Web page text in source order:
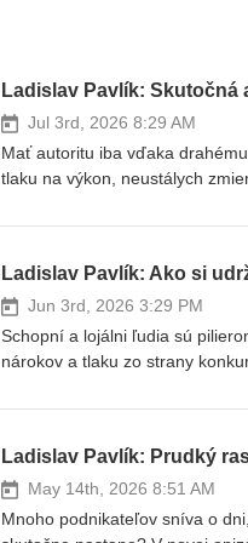
Jul 3rd, 2026 8:29 AM
Mať autoritu iba vďaka
tlaku na výkon, neustálych
budovať moc cez strach a
a lídershipu. Dozviete sa,
kľúčová odborná kompetencia
dôležitosti.V tejto epizóde sa
rešpekt neprinesú a z čoho
manažéra: Prečo sa silný líder
ľudského charakteru a lojality.
decimácie zakázané a kedy je
Ako vyvážiť direktívne
projektov. ▶️ Tomáš Baťa ako
Ladislav Pavlík: Ako si
Jun 3rd, 2026 3:29 PM
Schopní a lojálni ľudia sú
nárokov a tlaku zo strany
podmienok? V dnešnej
neexistuje, prečo peniaze nie
ktorom namiesto chaosu
inzerátom: Ako správne
Ladislav Pavlík: Prudký
May 14th, 2026 8:51 AM
Mnoho podnikateľov sníva o